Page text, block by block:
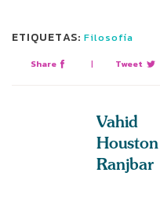
ETIQUETAS: Filosofía
Share | Tweet
Vahid
Houston
Ranjbar